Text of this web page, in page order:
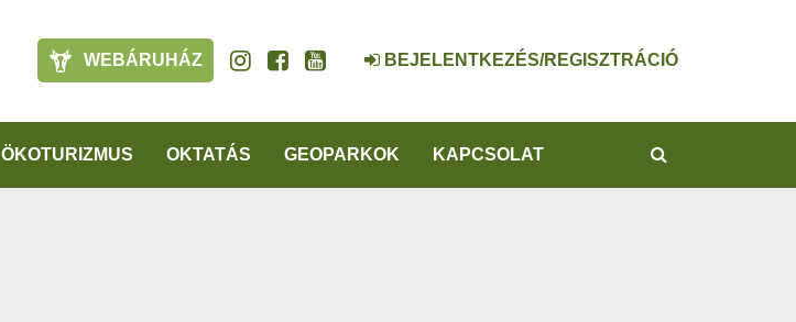
WEBÁRUHÁZ BEJELENTKEZÉS/REGISZTRÁCIÓ
ÖKOTURIZMUS OKTATÁS GEOPARKOK KAPCSOLAT